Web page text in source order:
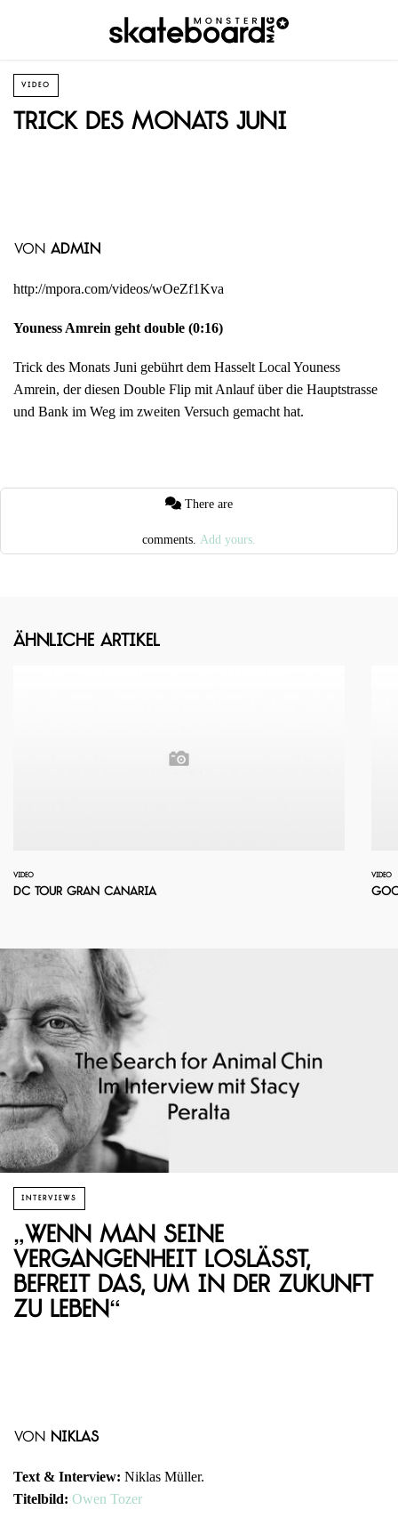
VIDEO
Trick des Monats Juni
von admin
http://mpora.com/videos/wOeZf1Kva
Youness Amrein geht double (0:16)
Trick des Monats Juni gebührt dem Hasselt Local Youness
Amrein, der diesen Double Flip mit Anlauf über die Hauptstrasse
und Bank im Weg im zweiten Versuch gemacht hat.
comments. Add yours.
Ähnliche Artikel
VIDEO
DC Tour Gran Canaria
VIDEO
INTERVIEWS
„Wenn man seine
Vergangenheit loslässt,
befreit das, um in der Zukunft
zu leben“
von Niklas
Text & Interview: Niklas Müller.
Titelbild: Owen Tozer